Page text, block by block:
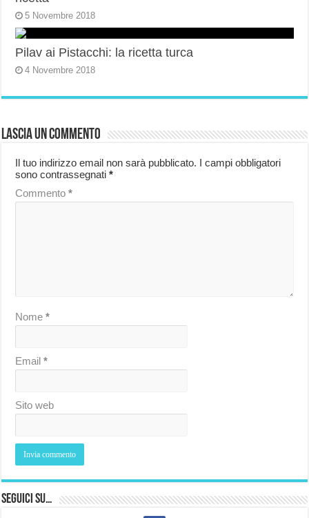
5 Novembre 2018
Pilav ai Pistacchi: la ricetta turca
4 Novembre 2018
Lascia un commento
Il tuo indirizzo email non sarà pubblicato. I campi obbligatori
sono contrassegnati*
Commento*
Nome*
Email*
Sito web
Seguici su…